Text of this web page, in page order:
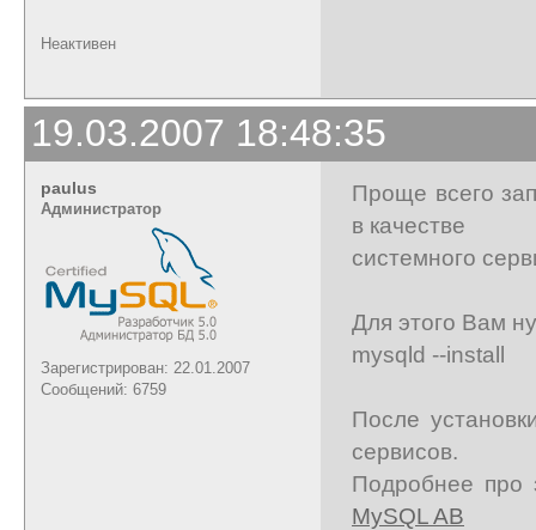
Неактивен
19.03.2007 18:48:35
paulus
Администратор
Зарегистрирован: 22.01.2007
Сообщений: 6759
Проще всего
в качестве
системного
Для этого Вам
mysqld --install
После
сервисов.
Подробнее про
MySQL AB